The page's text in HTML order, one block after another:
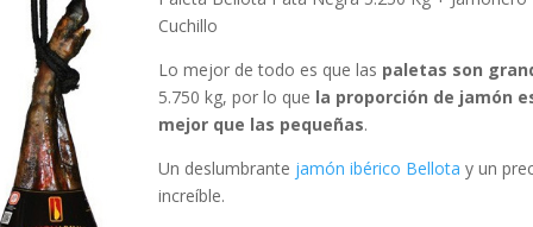
Cuchillo
Lo mejor de todo es que las paletas son
5.750 kg, por lo que la proporción de jamón
mejor que las pequeñas.
Un deslumbrante jamón ibérico Bellota y un
increíble.